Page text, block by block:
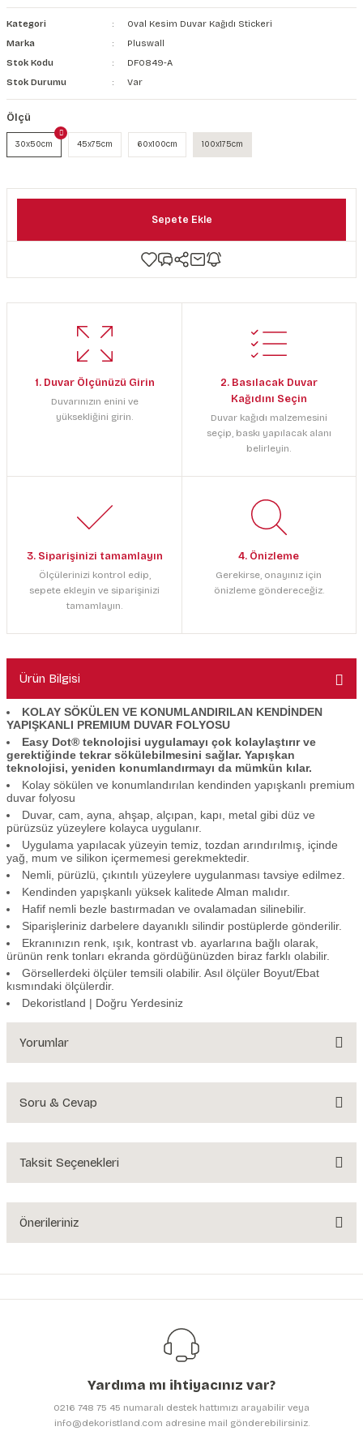
Duvar Kanvası
Kategori
Oval Kesim Duvar Kağıdı Stickeri
Marka
Pluswall
Stok Kodu
DF0849-A
Stok Durumu
Var
Ölçü
30x50cm 45x75cm 60x100cm 100x175cm
Sepete Ekle
1. Duvar Ölçünüzü Girin
Duvarınızın enini ve
yüksekliğini girin.
2. Basılacak Duvar
Kağıdını Seçin
Duvar kağıdı malzemesini
seçip, baskı yapılacak alanı
belirleyin.
3. Siparişinizi tamamlayın
Ölçülerinizi kontrol edip,
sepete ekleyin ve siparişinizi
tamamlayın.
4. Önizleme
Gerekirse, onayınız için
önizleme göndereceğiz.
Ürün Bilgisi
KOLAY SÖKÜLEN VE KONUMLANDIRILAN KENDİNDEN
YAPIŞKANLI PREMIUM DUVAR FOLYOSU
Easy Dot® teknolojisi uygulamayı çok kolaylaştırır ve
gerektiğinde tekrar sökülebilmesini sağlar. Yapışkan
teknolojisi, yeniden konumlandırmayı da mümkün kılar.
Kolay sökülen ve konumlandırılan kendinden yapışkanlı premium
duvar folyosu
Duvar, cam, ayna, ahşap, alçıpan, kapı, metal gibi düz ve
pürüzsüz yüzeylere kolayca uygulanır.
Uygulama yapılacak yüzeyin temiz, tozdan arındırılmış, içinde
yağ, mum ve silikon içermemesi gerekmektedir.
Nemli, pürüzlü, çıkıntılı yüzeylere uygulanması tavsiye edilmez.
Kendinden yapışkanlı yüksek kalitede Alman malıdır.
Hafif nemli bezle bastırmadan ve ovalamadan silinebilir.
Siparişleriniz darbelere dayanıklı silindir postüplerde gönderilir.
Ekranınızın renk, ışık, kontrast vb. ayarlarına bağlı olarak,
ürünün renk tonları ekranda gördüğünüzden biraz farklı olabilir.
Görsellerdeki ölçüler temsili olabilir. Asıl ölçüler Boyut/Ebat
kısmındaki ölçülerdir.
Dekoristland | Doğru Yerdesiniz
Yorumlar
Soru & Cevap
Ürün hakkında henüz soru sorulmamış.
Taksit Seçenekleri
Önerileriniz
yetersiz gördüğünüz noktaları öneri formunu kullanarak tarafımıza
Görüş ve önerileriniz için teşekkür ederiz.
Ürün resmi kalitesiz, bozuk veya görüntülenemiyor.
Ürün bilgilerinde hatalar bulunuyor.
Yardıma mı ihtiyacınız var?
0216 748 75 45 numaralı destek hattımızı arayabilir veya
info@dekoristland.com adresine mail gönderebilirsiniz.